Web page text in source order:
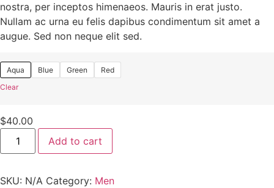
nostra, per inceptos himenaeos. Mauris in erat justo.
Nullam ac urna eu felis dapibus condimentum sit amet a
augue. Sed non neque elit sed.
Aqua Blue Green
Red
Clear
$40.00
Add to cart
SKU: N/A Category: Men